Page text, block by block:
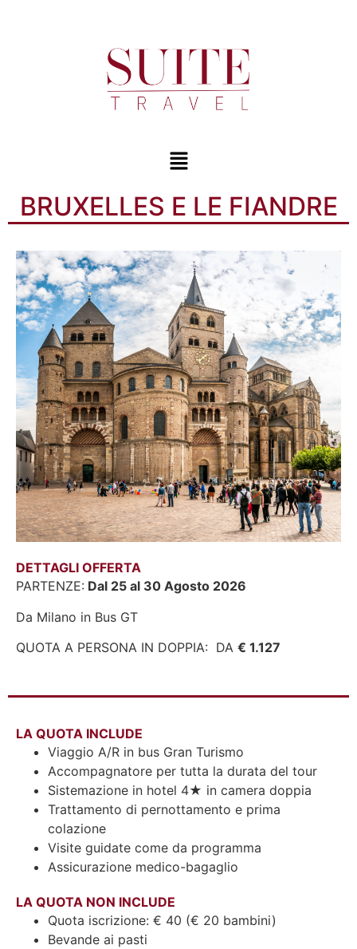
BRUXELLES E LE FIANDRE
DETTAGLI OFFERTA
PARTENZE: Dal 25 al 30 Agosto 2026
Da Milano in Bus GT
QUOTA A PERSONA IN DOPPIA: DA € 1.127
LA QUOTA INCLUDE
Viaggio A/R in bus Gran Turismo
Accompagnatore per tutta la durata del tour
Sistemazione in hotel 4★ in camera doppia
Trattamento di pernottamento e prima
colazione
Visite guidate come da programma
Assicurazione medico-bagaglio
LA QUOTA NON INCLUDE
Quota iscrizione: € 40 (€ 20 bambini)
Bevande ai pasti